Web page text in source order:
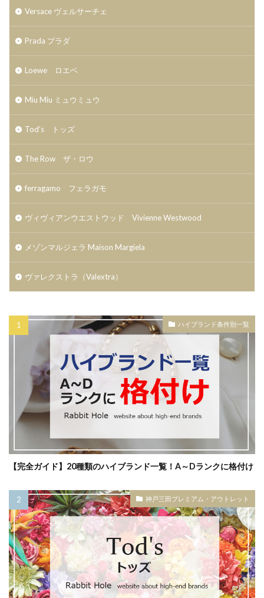
Versace ヴェルサーチェ
Prada プラダ
Loewe ロエベ
Miu Miu ミュウミュウ
Tod’s トッズ
The Row ザ・ロウ
ferragamo フェラガモ
ヴィヴィアンウエストウッド Vivienne Westwood
メゾンマルジェラ Maison Margiela
ヴァレクストラ（Valextra）
ハイブランド条件別一覧
【完全ガイド】20種類のハイブランド一覧！A～Dランクに格付け
神戸三田プレミアム・アウトレット